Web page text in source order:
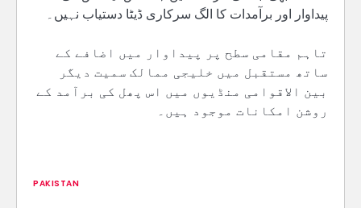
پیداوار اور برآمدات کا الگ سرکاری ڈیٹا دستیاب نہیں۔
تاہم مقامی سطح پر پیداوار میں اضافے کے
ساتھ مستقبل میں خلیجی ممالک سمیت دیگر
بین الاقوامی منڈیوں میں اس پھل کی برآمد کے
روشن امکانات موجود ہیں۔
PAKISTAN